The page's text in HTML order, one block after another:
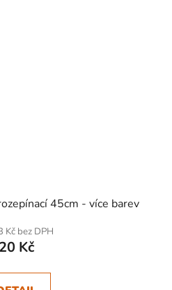
45cm - více barev
Kč bez DPH
20 Kč